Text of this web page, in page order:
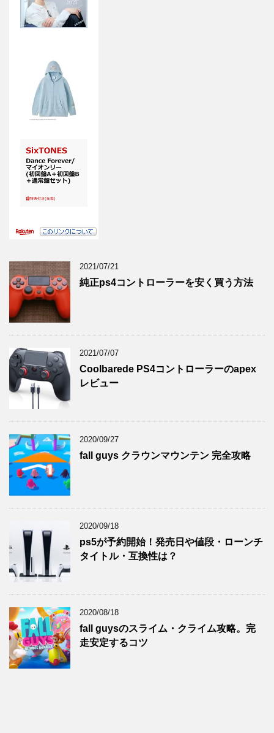
2021/07/21
純正ps4コントローラーを安く買う方法
2021/07/07
Coolbarede PS4コントローラーのapex
レビュー
2020/09/27
fall guys クラウンマウンテン 完全攻略
2020/09/18
ps5が予約開始！発売日や値段・ローンチ
タイトル・互換性は？
2020/08/18
fall guysのスライム・クライム攻略。完
走安定するコツ